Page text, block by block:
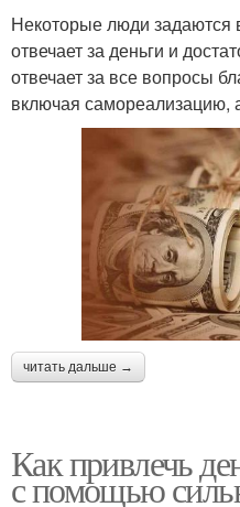
Некоторые люди задаются
отвечает за деньги и
отвечает за все вопросы
включая
читать дальше →
Как привлечь
с помощью